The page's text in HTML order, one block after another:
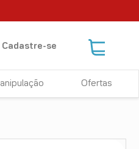
Cadastre-se
Ofertas